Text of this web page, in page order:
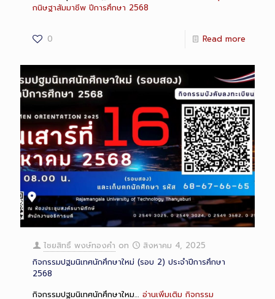
กนิษฐาสัมมาชีพ ปีการศึกษา 2568
0 Read more
ไชยสิทธิ์ พงษ์ทองคำ on
สิงหาคม 4, 2025
กิจกรรมปฐมนิเทศนักศึกษาใหม่ (รอบ 2) ประจำปีการศึกษา
2568
กิจกรรมปฐมนิเทศนักศึกษาใหม… อ่านเพิ่มเติม กิจกรรม